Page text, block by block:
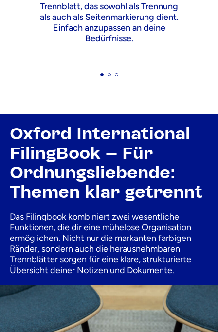
Trennblatt, das sowohl als Trennung
als auch als Seitenmarkierung dient.
Einfach anzupassen an deine
Bedürfnisse.
Oxford International
FilingBook – Für
Ordnungsliebende:
Themen klar getrennt
Das Filingbook kombiniert zwei wesentliche
Funktionen, die dir eine mühelose Organisation
ermöglichen. Nicht nur die markanten farbigen
Ränder, sondern auch die herausnehmbaren
Trennblätter sorgen für eine klare, strukturierte
Übersicht deiner Notizen und Dokumente.